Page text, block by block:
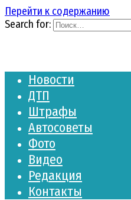
Перейти к содержанию
Search for:
Новости
ДТП
Штрафы
Автосоветы
Фото
Видео
Редакция
Контакты